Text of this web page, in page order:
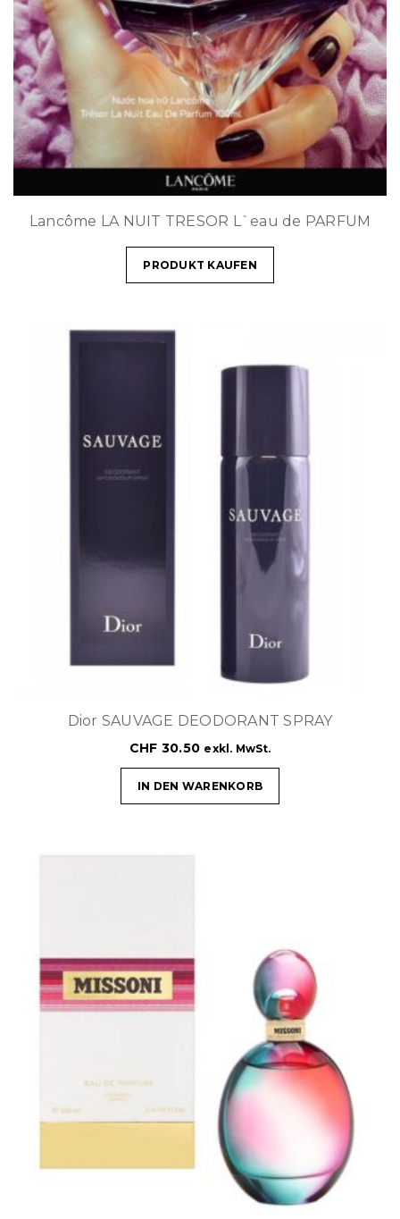
Lancôme LA NUIT TRESOR L`eau de PARFUM
PRODUKT KAUFEN
Dior SAUVAGE DEODORANT SPRAY
CHF 30.50 exkl. MwSt.
IN DEN WARENKORB